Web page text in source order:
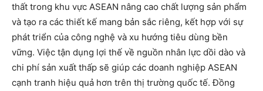
thất trong khu vực ASEAN nâng cao chất lượng sản phẩm
và tạo ra các thiết kế mang bản sắc riêng, kết hợp với sự
phát triển của công nghệ và xu hướng tiêu dùng bền
vững. Việc tận dụng lợi thế về nguồn nhân lực dồi dào và
chi phí sản xuất thấp sẽ giúp các doanh nghiệp ASEAN
cạnh tranh hiệu quả hơn trên thị trường quốc tế. Đồng